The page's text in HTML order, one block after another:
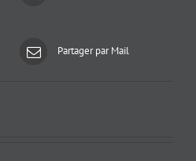
Partager par Mail